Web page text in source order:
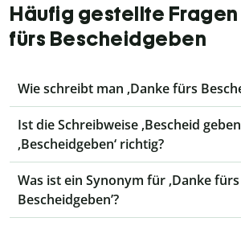
Häufig gestellte Fragen
fürs Bescheidgeben
Wie schreibt man ‚Danke fürs
Ist die Schreibweise ‚Bescheid
‚Bescheidgeben‘ richtig?
Was ist ein Synonym für ‚Danke fürs
Bescheidgeben’?